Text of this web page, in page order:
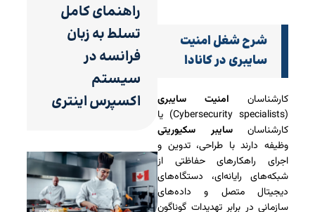
شرح شغل امنیت
سایبری در کانادا
کارشناسان امنیت سایبری
(Cybersecurity specialists) یا
کارشناسانسایبر سکیوریتی
وظیفه دارند با طراحی، تدوین و
اجرای راهکارهای حفاظتی از
شبکه‌های رایانه‌ای، دستگاه‌های
دیجیتال متصل و داده‌های
سازمانی در برابر تهدیدات گوناگون
راهنمای کامل
تسلط به زبان
فرانسه در
سیستم
اکسپرس اینتری